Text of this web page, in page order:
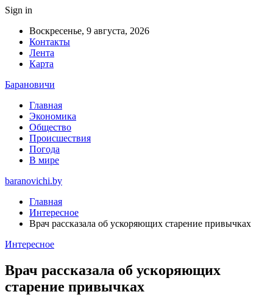
Sign in
Воскресенье, 9 августа, 2026
Контакты
Лента
Карта
Барановичи
Главная
Экономика
Общество
Происшествия
Погода
В мире
baranovichi.by
Главная
Интересное
Врач рассказала об ускоряющих старение привычках
Интересное
Врач рассказала об ускоряющих
старение привычках